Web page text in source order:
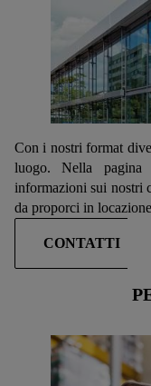
Con i nostri format
luogo. Nella
informazioni sui nostri
da proporci in
CONTATTI
nostre informazioni